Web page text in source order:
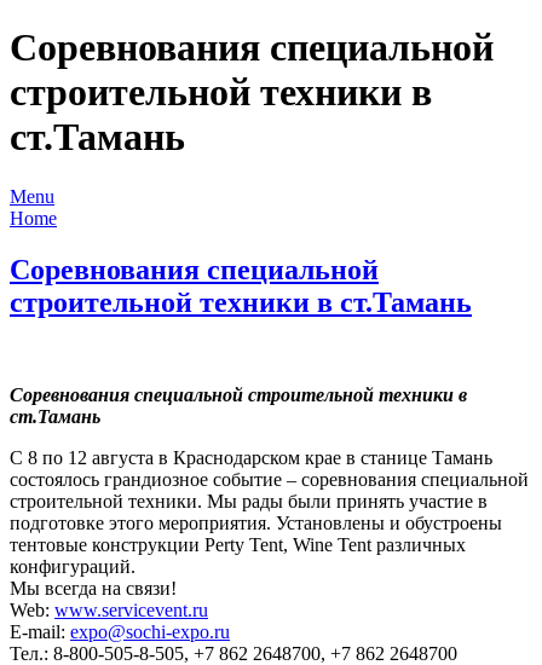
Соревнования специальной
строительной техники в
ст.Тамань
Menu
Home
Соревнования специальной
строительной техники в ст.Тамань
Соревнования специальной строительной техники в
ст.Тамань
С 8 по 12 августа в Краснодарском крае в станице Тамань
состоялось грандиозное событие – соревнования специальной
строительной техники. Мы рады были принять участие в
подготовке этого мероприятия. Установлены и обустроены
тентовые конструкции Perty Tent, Wine Tent различных
конфигураций.
Мы всегда на связи!
Web: www.servicevent.ru
Е-mail: expo​@​sochi-expo.ru
Тел.: 8-800-505-8-505, +7 862 2648700, +7 862 2648700